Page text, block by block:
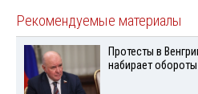
Рекомендуемые материалы
Протесты в
набирает обороты